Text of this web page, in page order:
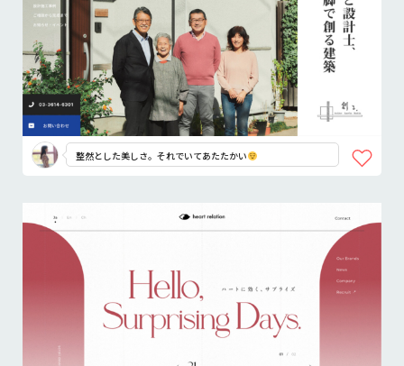
整然とした美しさ。それでいてあたたかい